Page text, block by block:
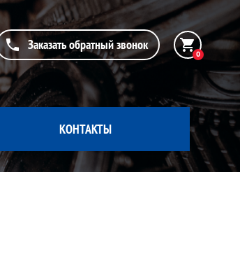
Заказать обратный звонок
0
КОНТАКТЫ